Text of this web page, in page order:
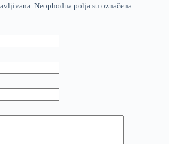
Neophodna polja su označena